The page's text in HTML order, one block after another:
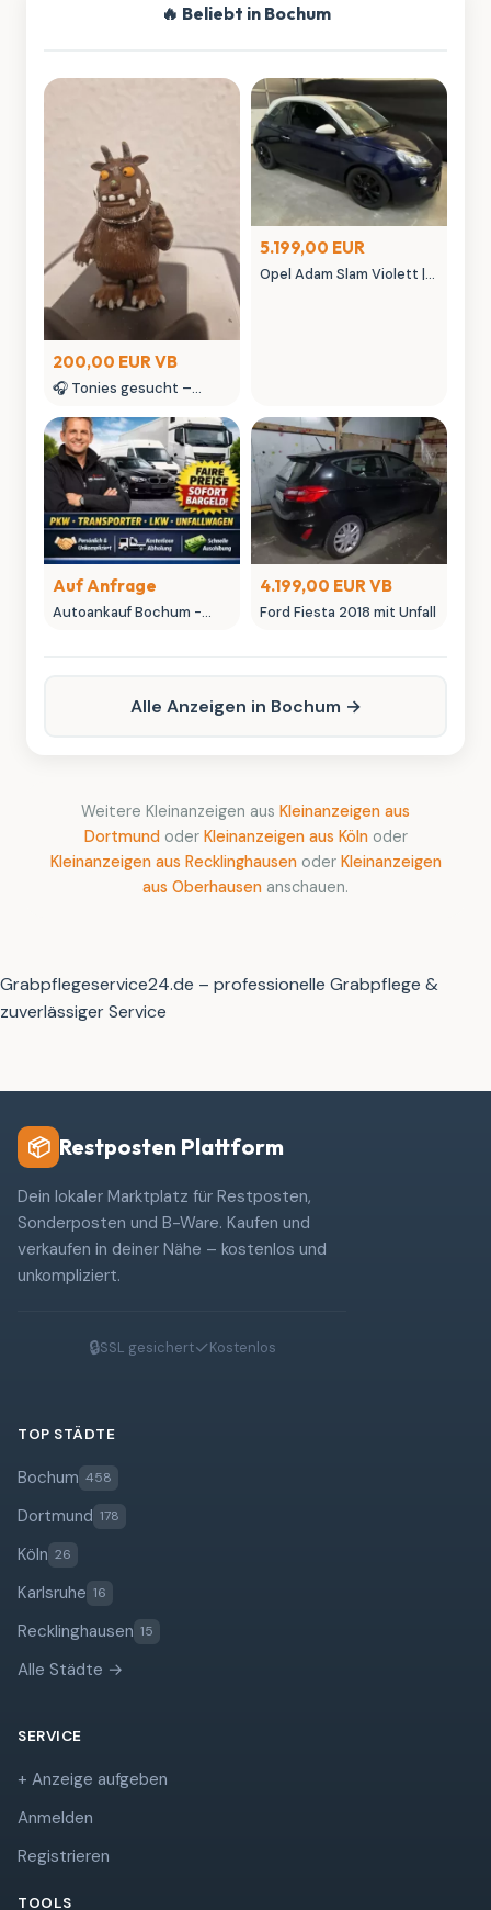
🔥 Beliebt in Bochum
200,00 EUR VB
🎧 Tonies gesucht –
seltene Tonies
Sammlerstücke
5.199,00 EUR
Opel Adam Slam Violett |
Auf Anfrage
Autoankauf Bochum -
4.199,00 EUR VB
Ford Fiesta 2018 mit Unfall
Alle Anzeigen in Bochum →
Weitere Kleinanzeigen aus Kleinanzeigen aus
Dortmund oder Kleinanzeigen aus Kölnoder
Kleinanzeigen aus Recklinghausenoder Kleinanzeigen
aus Oberhausen anschauen.
Grabpflegeservice24.de – professionelle Grabpflege &
zuverlässiger Service
📦 Restposten Plattform
Dein lokaler Marktplatz für Restposten,
Sonderposten und B-Ware. Kaufen und
verkaufen in deiner Nähe – kostenlos und
unkompliziert.
🔒SSL gesichert✓Kostenlos
TOP STÄDTE
Bochum 458
Dortmund 178
Köln 26
Karlsruhe 16
Recklinghausen 15
Alle Städte →
SERVICE
+ Anzeige aufgeben
Anmelden
Registrieren
TOOLS